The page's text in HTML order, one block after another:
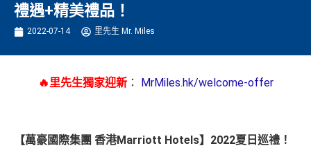
禮遇+精美禮品！
2022-07-14 里先生 Mr. Miles
🔥里先生獨家迎新： MrMiles.hk/welcome-offer
【萬豪國際集團 香港Marriott Hotels】 2022夏日巡禮！